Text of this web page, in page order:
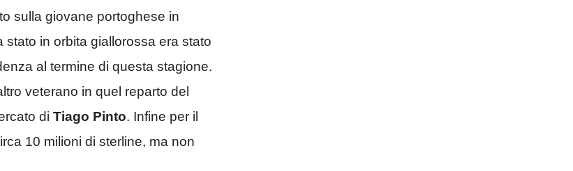
sulla giovane portoghese in
in orbita giallorossa era stato
al termine di questa stagione.
veterano in quel reparto del
di Tiago Pinto. Infine per il
10 milioni di sterline, ma non